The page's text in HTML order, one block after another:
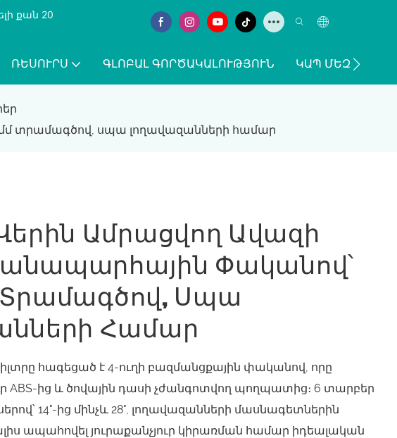
քան 20
ՌԵՍՈՒՐՍ ԳԼՈԲԱԼ ԳՈՐԾԱԿԱԼՈՒԹՅՈՒՆ ԿԱՊ ՄԵԶ ՀԵՏ
տրամագծով, սպա լողավազանների համար
Ամրացվող Ավազի
Փականով՝
Տրամագծով, Սպա
Համար
հագեցած է 4-ուղի բազմանցքային փականով, որը
ից և ծովային դասի չժանգոտվող պողպատից։ 6 տարբեր
14"-ից մինչև 28", լողավազանների մասնագետներին
ապահովել յուրաքանչյուր կիրառման համար իդեալական